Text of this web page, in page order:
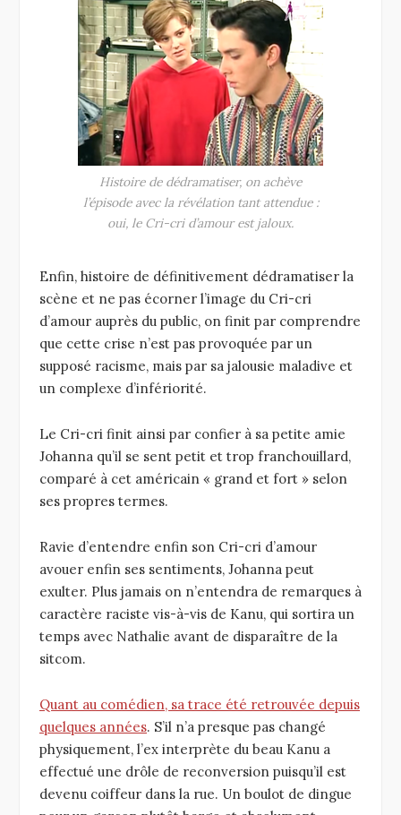
Histoire de dédramatiser, on achève
l’épisode avec la révélation tant attendue :
oui, le Cri-cri d’amour est jaloux.
Enfin, histoire de définitivement dédramatiser la
scène et ne pas écorner l’image du Cri-cri
d’amour auprès du public, on finit par comprendre
que cette crise n’est pas provoquée par un
supposé racisme, mais par sa jalousie maladive et
un complexe d’infériorité.
Le Cri-cri finit ainsi par confier à sa petite amie
Johanna qu’il se sent petit et trop franchouillard,
comparé à cet américain « grand et fort » selon
ses propres termes.
Ravie d’entendre enfin son Cri-cri d’amour
avouer enfin ses sentiments, Johanna peut
exulter. Plus jamais on n’entendra de remarques à
caractère raciste vis-à-vis de Kanu, qui sortira un
temps avec Nathalie avant de disparaître de la
sitcom.
Quant au comédien, sa trace été retrouvée depuis
quelques années. S’il n’a presque pas changé
physiquement, l’ex interprète du beau Kanu a
effectué une drôle de reconversion puisqu’il est
devenu coiffeur dans la rue. Un boulot de dingue